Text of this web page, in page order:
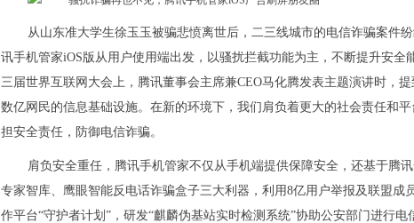
从山东准大学生徐玉玉被骗悲愤离世后，二三线城市的电信诈骗案件
讯手机管家iOS版从用户使用端出发，以骚扰拦截功能为主，不断提升安
三届世界互联网大会上，腾讯董事会主席兼CEO马化腾发表主题演讲时，
数亿网民的信息基础设施。在新的环境下，我们肩负着更大的社会责任和
担安全责任，防御电信诈骗。
肩负安全重任，腾讯手机管家不仅从手机端提供保障安全，还基于腾
专家智库、鹰眼智能反电话诈骗盒子三大利器，利用8亿用户举报及联盟成
作平台“守护者计划”，研发“麒麟伪基站实时检测系统”协助公安部门进行电